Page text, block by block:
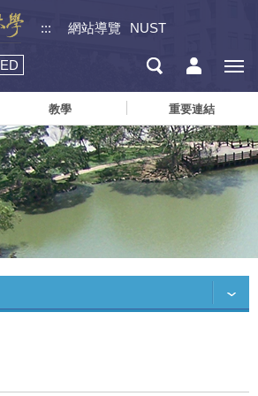
::: 網站導覽 NUST
教學 重要連結